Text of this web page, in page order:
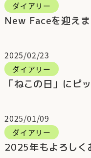
New Faceを迎え
ダイアリー
「ねこの日」にピ
2025/02/23
ダイアリー
2025年もよろしく
2025/01/09
ダイアリー